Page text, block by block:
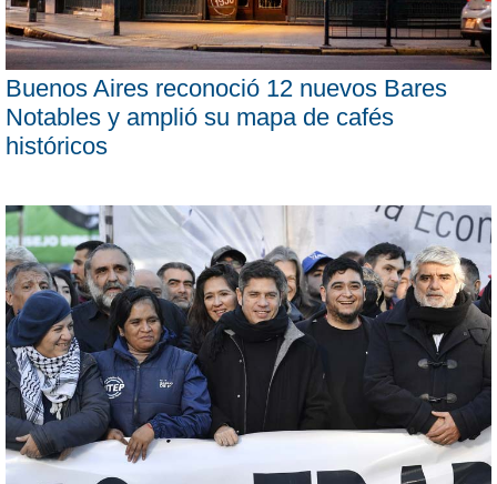
Buenos Aires reconoció 12 nuevos Bares
Notables y amplió su mapa de cafés
históricos